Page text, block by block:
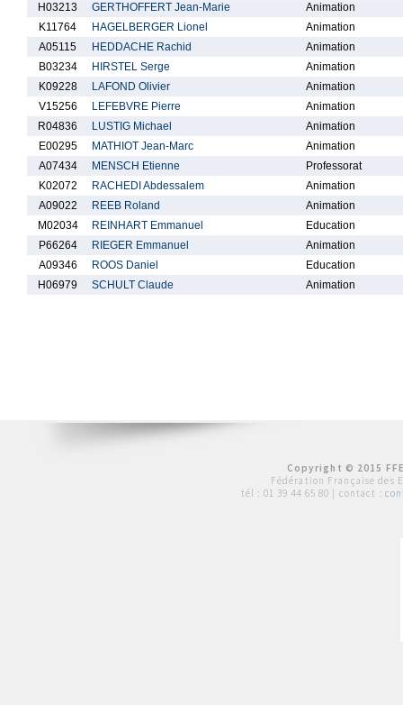
H03213
GERTHOFFERT Jean-Marie
Animation
K11764
HAGELBERGER Lionel
Animation
A05115
HEDDACHE Rachid
Animation
B03234
HIRSTEL Serge
Animation
K09228
LAFOND Olivier
Animation
V15256
LEFEBVRE Pierre
Animation
R04836
LUSTIG Michael
Animation
E00295
MATHIOT Jean-Marc
Animation
A07434
MENSCH Etienne
Professorat
K02072
RACHEDI Abdessalem
Animation
A09022
REEB Roland
Animation
M02034
REINHART Emmanuel
Education
P66264
RIEGER Emmanuel
Animation
A09346
ROOS Daniel
Education
H06979
SCHULT Claude Animation
Copyright © 2015
Fédération Française des
tél : 01 39 44 65 80 | contact :